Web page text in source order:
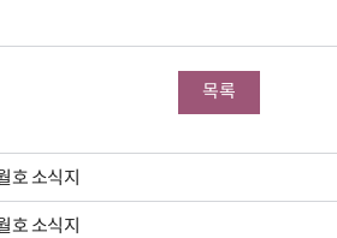
목록
호 소식지
호 소식지